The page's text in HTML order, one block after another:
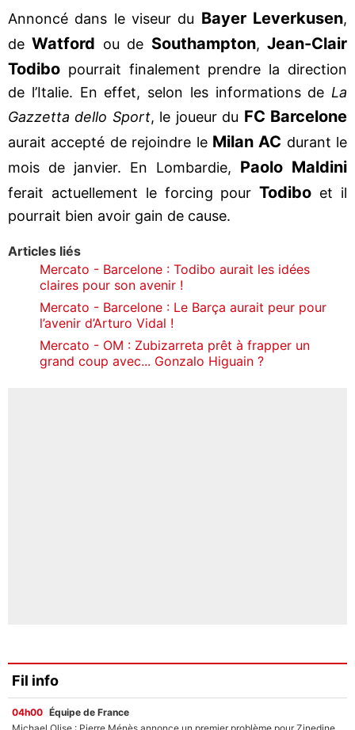
Annoncé dans le viseur du Bayer Leverkusen,
deWatford ou de Southampton,Jean-Clair
Todibo pourrait finalement prendre la direction
de l’Italie. En effet, selon les informations de La
Gazzetta dello Sport, le joueur du FC Barcelone
aurait accepté de rejoindre le Milan AC durant le
mois de janvier. En Lombardie, Paolo Maldini
ferait actuellement le forcing pourTodibo et il
pourrait bien avoir gain de cause.
Articles liés
Mercato - Barcelone : Todibo aurait les idées
claires pour son avenir !
Mercato - Barcelone : Le Barça aurait peur pour
l’avenir d’Arturo Vidal !
Mercato - OM : Zubizarreta prêt à frapper un
grand coup avec... Gonzalo Higuain ?
Fil info
04h00 Équipe de France